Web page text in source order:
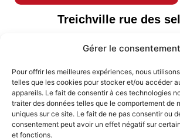
Gérer le consentement
Pour offrir les meilleures expériences, nous
telles que les cookies pour stocker et/ou accéder
appareils. Le fait de consentir à ces technologies
traiter des données telles que le comportement de
uniques sur ce site. Le fait de ne pas consentir ou
consentement peut avoir un effet négatif sur
et fonctions.
Treichville rue des
06 BP 2243 Abidjan 06
+225 27 21 25 16 15
Commercial01@sita-
sitasa06@yahoo.fr